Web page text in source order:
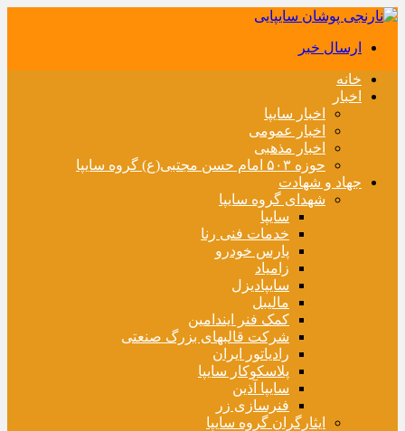
ارسال خبر
خانه
اخبار
اخبار سایپا
اخبار عمومی
اخبار مذهبی
حوزه ۵۰۳ امام حسن مجتبی(ع) گروه سایپا
جهاد و شهادت
شهدای گروه سایپا
سایپا
خدمات فنی رنا
پارس خودرو
زامیاد
سایپادیزل
مالیبل
کمک فنر ایندامین
شرکت قالبهای بزرگ صنعتی
رادیاتور ایران
پلاسکوکار سایپا
سایپا آذین
فنرسازی زر
ایثارگران گروه سایپا